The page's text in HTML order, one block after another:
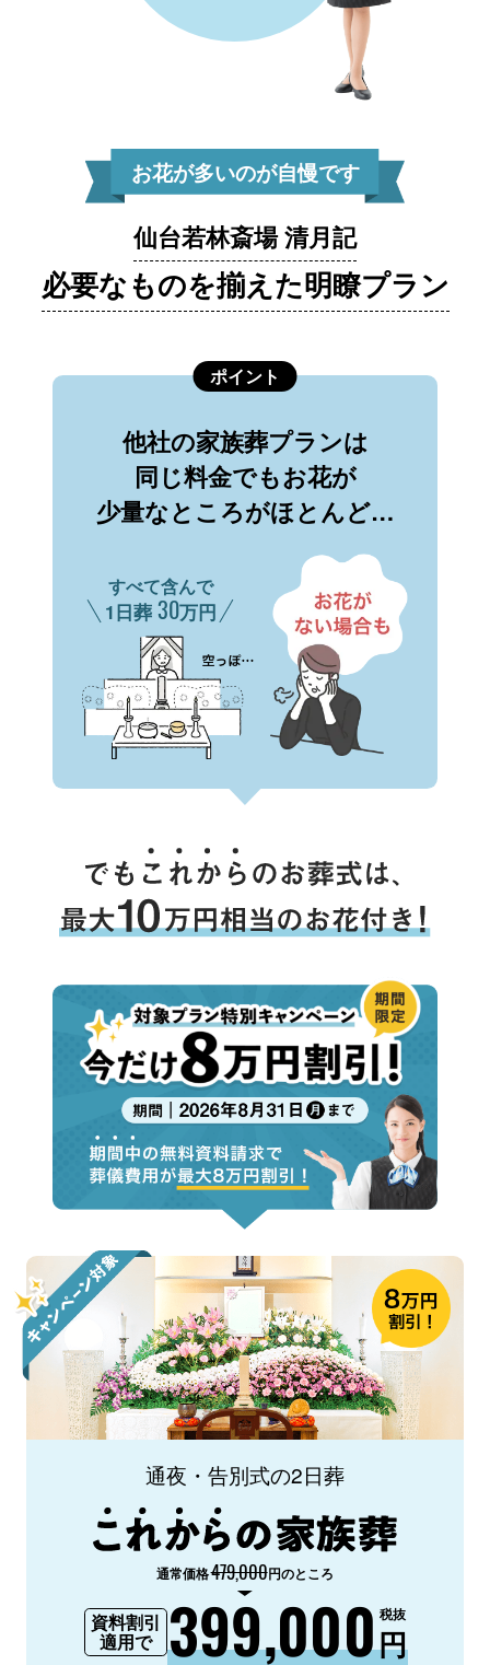
お花が多いのが自慢です
仙台若林斎場 清月記
必要なものを揃えた明瞭プラン
ポイント
他社の家族葬プランは
同じ料金でもお花が
少量なところがほとんど…
すべて含んで
1日葬 30万円
通夜・告別式の2日葬
通常価格479,000円のところ
資料割引
適用で
399,000円
税抜